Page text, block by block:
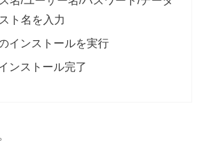
ト名を入力
インストールを実行
ンストール完了